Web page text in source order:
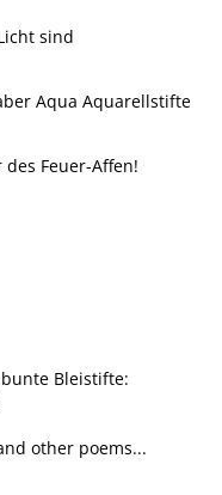
sind
Aqua Aquarellstifte
Feuer-Affen!
Bleistifte:
other poems...